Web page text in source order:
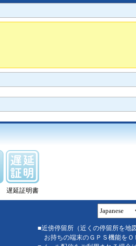
遅延証明書
■近傍停留所（近くの停留所を地
お持ちの端末のＧＰＳ機能をＯ